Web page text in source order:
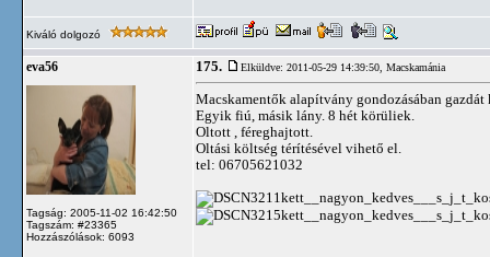
Kiváló dolgozó
eva56
Tagság: 2005-11-02 16:42:50
Tagszám: #23365
Hozzászólások: 6093
175. Elküldve: 2011-05-29 14:39:50, Macskamánia
Macskamentők alapítvány gondozásában
Egyik fiú, másik lány. 8 hét körüliek.
Oltott , féreghajtott.
Oltási költség térítésével vihető el.
tel: 06705621032